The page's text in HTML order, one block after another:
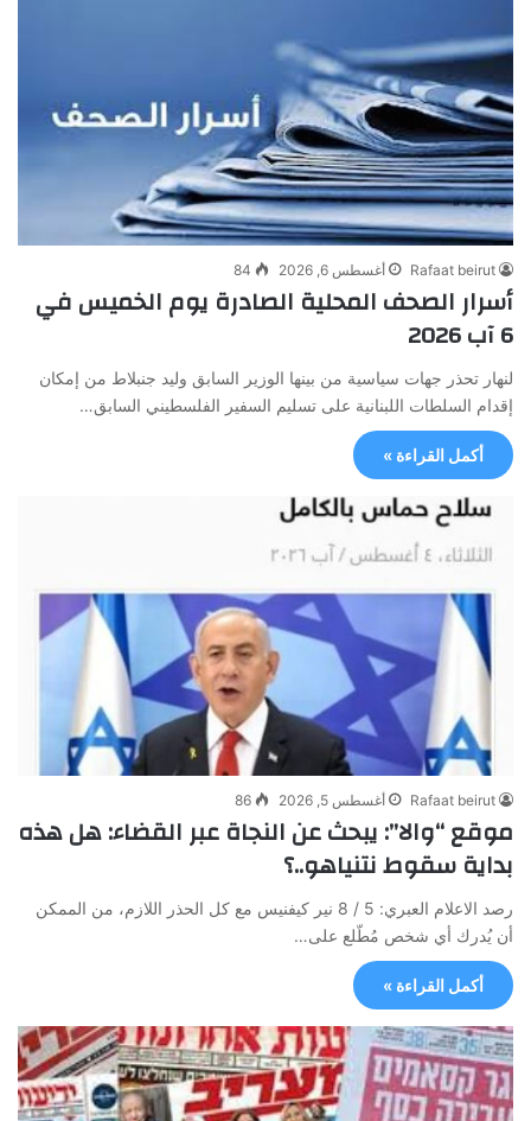
Rafaat beirut أغسطس 6, 2026 84
أسرار الصحف المحلية الصادرة يوم الخميس في
6 آب 2026
لنهار تحذر جهات سياسية من بينها الوزير السابق وليد جنبلاط من إمكان
إقدام السلطات اللبنانية على تسليم السفير الفلسطيني السابق…
أكمل القراءة »
Rafaat beirut أغسطس 5, 2026 86
موقع “والا”: يبحث عن النجاة عبر القضاء: هل هذه
بداية سقوط نتنياهو..؟
رصد الاعلام العبري: 5 / 8 نير كيفنيس مع كل الحذر اللازم، من الممكن
أن يُدرك أي شخص مُطّلع على…
أكمل القراءة »